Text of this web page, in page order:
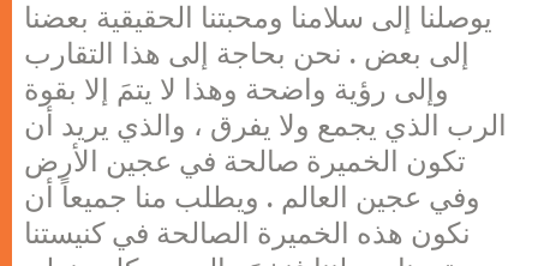
يوصلنا إلى سلامنا ومحبتنا الحقيقية بعضنا
إلى بعض . نحن بحاجة إلى هذا التقارب
وإلى رؤية واضحة وهذا لا يتمَ إلا بقوة
الرب الذي يجمع ولا يفرق ، والذي يريد أن
تكون الخميرة صالحة في عجين الأرض
وفي عجين العالم . ويطلب منا جميعاً أن
نكون هذه الخميرة الصالحة في كنيستنا